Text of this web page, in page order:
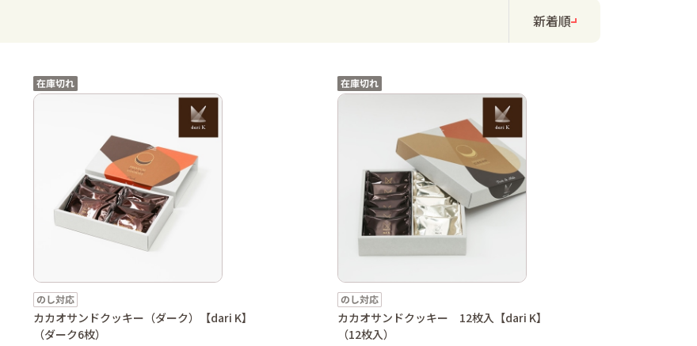
新着順
カカオサンドクッキー（ダーク）【dari K】
（ダーク6枚）
カカオサンドクッキー 12枚入【dari K】
（12枚入）